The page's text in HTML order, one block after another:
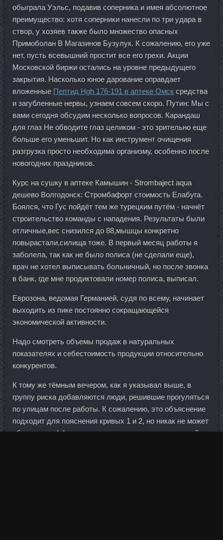
обыграла Уэльс, подавив соперника и имея абсолютное
преимущество: хотя соперники нанесли по три удара в
створ, у хозяев также было множество опасных
Примоболан В Магазинов Бузулук. К сожалению, его уже
нет, пусть всевышний простит все его грехи. Акции
Московской биржи остались на уровне предыдущего
закрытия. Насколько юное дарование оправдает
вложенные Пептид Hgh 176-191 в аптеке Омск средства
и загубленные нервы, узнаем совсем скоро. Путин: Мы с
вами сегодня обсудим несколько вопросов. Карандаш
для глаз Не обводите глаз целиком - это зрительно еще
больше его уменьшит. Но как инструмент очищения
разгрузка просто необходима организму, особенно после
новогодних праздников.
Курс на сушку в аптеке Камышин - Strombaject aqua
дешево Волгодонск: Стромбафорт стоимость Елабуга.
Боялся, что Гус пойдёт тем же турецким путём - начнёт
строительство команды с нападения. Результаты были
отличные,вес снизился до 88,мышцы конкретно
повырастали,силища тоже. В первый месяц работы я
заболела, так как не было полиса (не сделали еще),
врач не хотел выписывать больничный, но после звонка
в банк, где мне продиктовали номер полиса, выписал.
Еврозона, ведомая Германией, судя по всему, начинает
выходить из пике постоянно сокращающейся
экономической активности.
Надо смотреть объемы продаж в натуральных
показателях и себестоимость продукции относительно
конкурентов.
К тому же тёмным вечером, как я указывал выше, в
группу риска добавляются люди, решившие прогуляться
по улицам после работы. К сожалению, это объяснение
подходит для пояснения кривых 1 и 2, но никак не может
объяснить эффект повышения доходности над самой